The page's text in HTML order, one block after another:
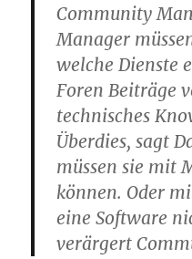
Community
Manager
welche Dienste
Foren Beiträge
technisches
Überdies, sagt
müssen sie mit
können. Oder
eine Software
verärgert